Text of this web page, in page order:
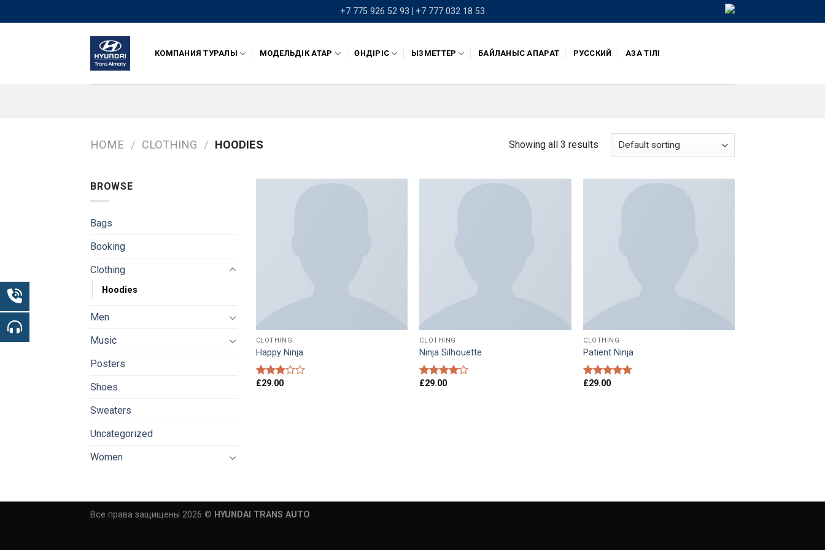
to
+7 775 926 52 93 | +7 777 032 18 53
КОМПАНИЯ ТУРАЛЫ МОДЕЛЬДІК ҚАТАР ӨНДІРІС ҚЫЗМЕТТЕР БАЙЛАНЫС АҚПАРАТ РУССКИЙ ҚАЗАҚ ТІЛІ
HOME / CLOTHING / HOODIES Showing all 3 results
BROWSE
Bags
Booking
Clothing
Hoodies
Men
Music
Posters
Shoes
Sweaters
Uncategorized
Women
CLOTHING
Happy Ninja
Rated
£29.00
CLOTHING
Ninja Silhouette
Rated
£29.00
CLOTHING
Patient Ninja
Rated
£29.00
Все права защищены 2026 © HYUNDAI TRANS AUTO